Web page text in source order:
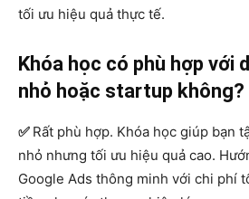
tối ưu hiệu quả thực tế.
Khóa học có phù hợp với
nhỏ hoặc startup không?
✅ Rất phù hợp. Khóa học giúp bạn
nhỏ nhưng tối ưu hiệu quả cao.
Google Ads thông minh với chi phí